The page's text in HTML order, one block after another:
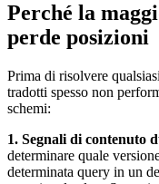
Perché la
perde posizioni
Prima di risolvere
tradotti spesso non
schemi:
1. Segnali di contenuto
determinare quale
determinata query in un